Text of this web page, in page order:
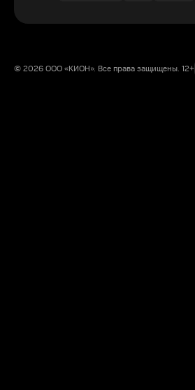
© 2026 ООО «КИОН». Все права защищены. 12+